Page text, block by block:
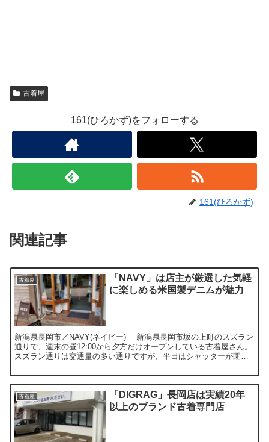
古着屋
161(ひろかず)をフォローする
161(ひろかず)
関連記事
古着屋
「NAVY」は店主が厳選した気軽
に楽しめる米国製デニムが魅力
新潟県長岡市／NAVY(ネイビー) 新潟県長岡市坂の上町のスズラン
通りで、週末の昼12:00から夕方だけオープンしている古着屋さん。
スズラン通りは交通量の多い通りですが、平日はシャッターが閉ま
古着屋
「DIGRAG」長岡店は実績20年
以上のブランド古着専門店